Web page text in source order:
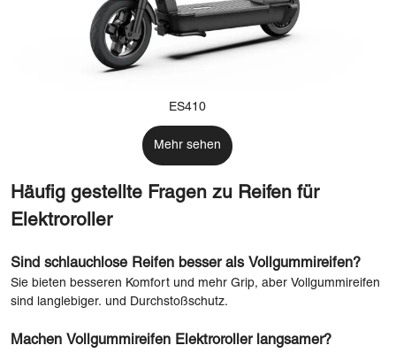
ES410
Mehr sehen
Häufig gestellte Fragen zu Reifen für
Elektroroller
Sind schlauchlose Reifen besser als Vollgummireifen?
Sie bieten besseren Komfort und mehr Grip, aber Vollgummireifen
sind langlebiger. und Durchstoßschutz.
Machen Vollgummireifen Elektroroller langsamer?